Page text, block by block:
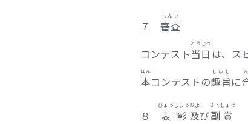
７審査
しんさ
コンテスト 当日
とうじつ
は、ス
本
ほん
コンテストの趣旨
しゅし
に
あ
８ 表彰
ひょうしょう
及
およ
び副
ふく
賞
しょう